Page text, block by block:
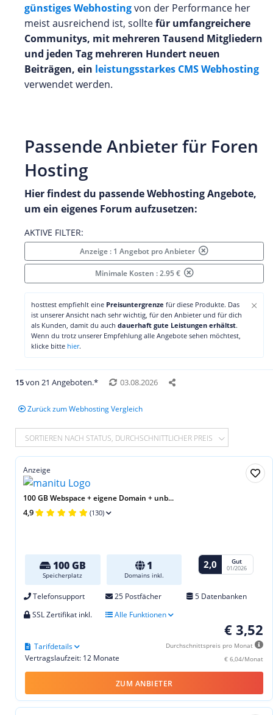
günstiges Webhostingvon der Performance her
meist ausreichend ist, solltefür umfangreichere
Communitys, mit mehreren Tausend Mitgliedern
und jeden Tag mehreren Hundert neuen
Beiträgen, ein leistungsstarkes CMS Webhosting
verwendet werden.
Passende Anbieter für Foren
Hosting
Hier findest du passende Webhosting Angebote,
um ein eigenes Forum aufzusetzen:
AKTIVE FILTER:
Anzeige : 1 Angebot pro Anbieter
Minimale Kosten : 2.95 €
×
hosttest empfiehlt eine Preisuntergrenze für diese Produkte. Das
ist unserer Ansicht nach sehr wichtig, für den Anbieter und für dich
als Kunden, damit du auch dauerhaft gute Leistungen erhältst.
Wenn du trotz unserer Empfehlung alle Angebote sehen möchtest,
klicke bitte hier.
15von 21 Angeboten.* 03.08.2026
Zurück zum Webhosting Vergleich
SORTIEREN NACH STATUS, DURCHSCHNITTLICHER PREIS
Anzeige
100 GB Webspace + eigene Domain + unb...
4,9 (130)
100 GB
Speicherplatz
1
Domains inkl.
2,0 Gut
01/2026
Telefonsupport 25 Postfächer
5 Datenbanken
SSL Zertifikat inkl.
Alle Funktionen
€ 3,52
Durchschnittspreis pro Monat
€ 6,04/Monat
Vertragslaufzeit: 12 Monate
Tarifdetails
ZUM ANBIETER